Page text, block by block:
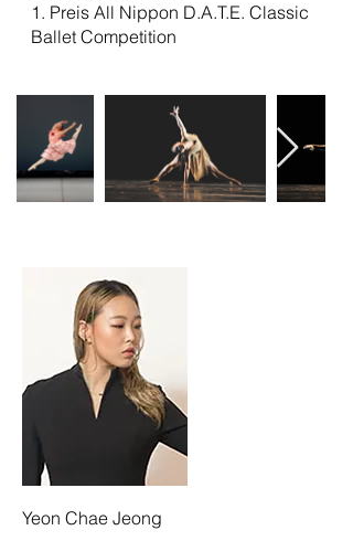
1. Preis All Nippon D.A.T.E. Classic
Ballet Competition
Yeon Chae Jeong